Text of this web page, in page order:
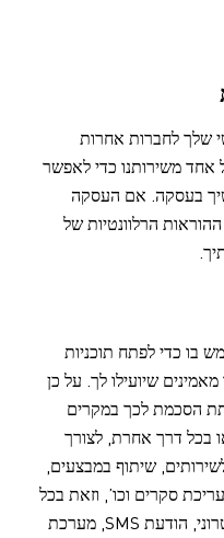
שלך לחברות אחרות
אחד משירותנו כדי לאפשר
בעסקה. אם העסקה
הרלוונטיות של
בו כדי לפתח תוכניות
שיועילו לך. על כן
הסכמת לכך במקרים
בכל דרך אחרת, לצורך
שיתוף במבצעים,
סקרים וכו’, וזאת בכל
אמצעי תקשורת, לרבות דואר אלקטרוני, הודעת SMS, מערכת